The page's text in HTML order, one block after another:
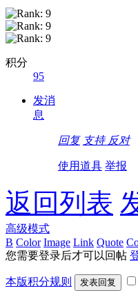
积分
95
发消
息
回复 支持 反对
使用道具 举报
返回列表
高级模式
B Color Image Link Quote
您需要登录后才可以回帖
本版积分规则 发表回复